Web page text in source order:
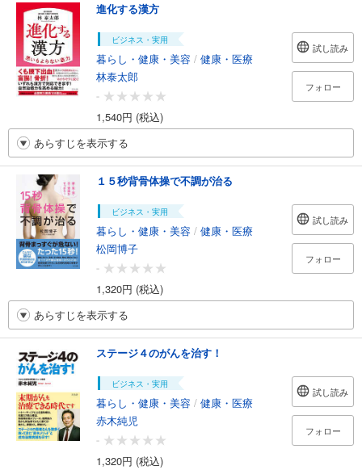
進化する漢方
ビジネス・実用
暮らし・健康・美容 / 健康・医療
林泰太郎
-
1,540円 (税込)
試し読み
フォロー
あらすじを表示する
１５秒背骨体操で不調が治る
ビジネス・実用
暮らし・健康・美容 / 健康・医療
松岡博子
-
1,320円 (税込)
試し読み
フォロー
あらすじを表示する
ステージ４のがんを治す！
ビジネス・実用
暮らし・健康・美容 / 健康・医療
赤木純児
-
1,320円 (税込)
試し読み
フォロー